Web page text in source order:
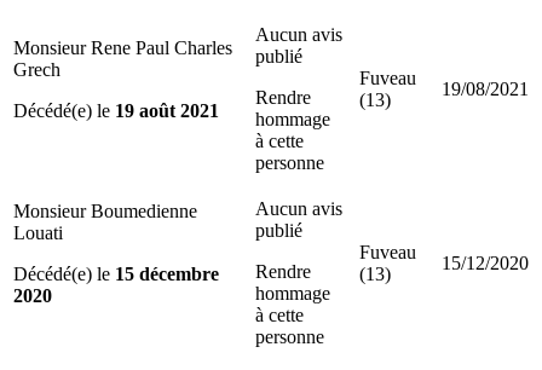
Monsieur Rene Paul Charles
Grech
Décédé(e) le 19 août 2021
Aucun avis
publié
Rendre
hommage
à cette
personne
Fuveau
(13)
19/08/2021
Monsieur Boumedienne
Louati
Décédé(e) le 15 décembre
2020
Aucun avis
publié
Rendre
hommage
à cette
personne
Fuveau
(13)
15/12/2020